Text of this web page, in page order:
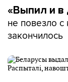
«Выпил и в
не повезло
закончилось